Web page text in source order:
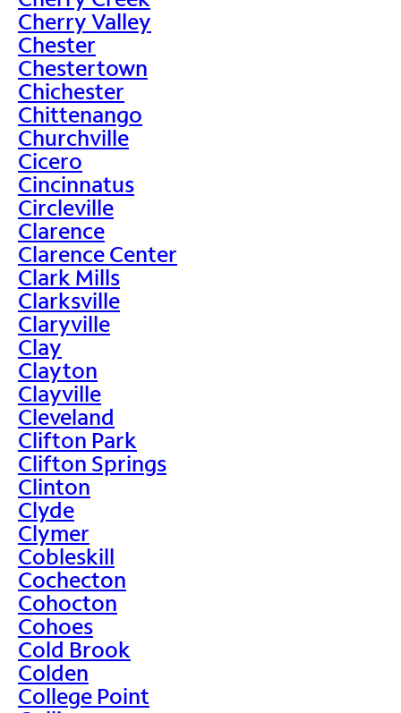
Cherry Valley
Chester
Chestertown
Chichester
Chittenango
Churchville
Cicero
Cincinnatus
Circleville
Clarence
Clarence Center
Clark Mills
Clarksville
Claryville
Clay
Clayton
Clayville
Cleveland
Clifton Park
Clifton Springs
Clinton
Clyde
Clymer
Cobleskill
Cochecton
Cohocton
Cohoes
Cold Brook
Colden
College Point